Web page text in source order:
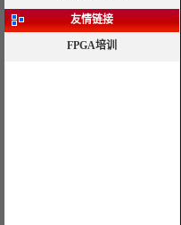
友情链接
FPGA培训